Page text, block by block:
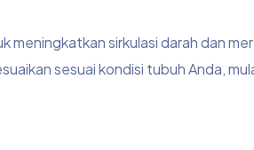
meningkatkan sirkulasi darah dan
sesuai kondisi tubuh Anda,